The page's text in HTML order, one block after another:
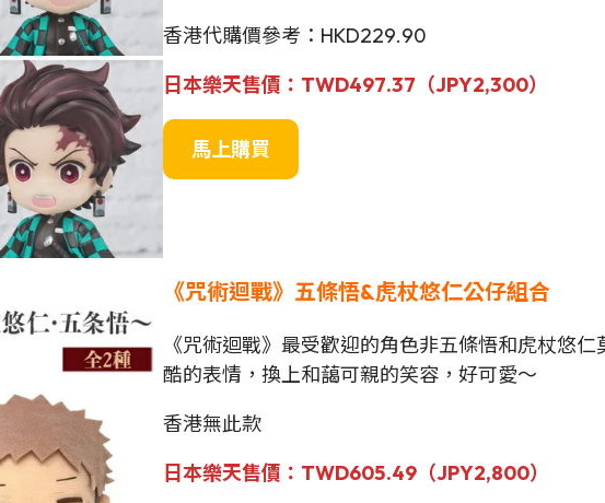
香港代購價參考：HKD229.90
日本樂天售價：TWD497.37（JPY2,300）
馬上購買
《咒術迴戰》五條悟&虎杖悠仁公仔組合
《咒術迴戰》最受歡迎的角色非五條悟和虎杖悠
酷的表情，換上和藹可親的笑容，好可愛～
香港無此款
日本樂天售價：TWD605.49（JPY2,800）